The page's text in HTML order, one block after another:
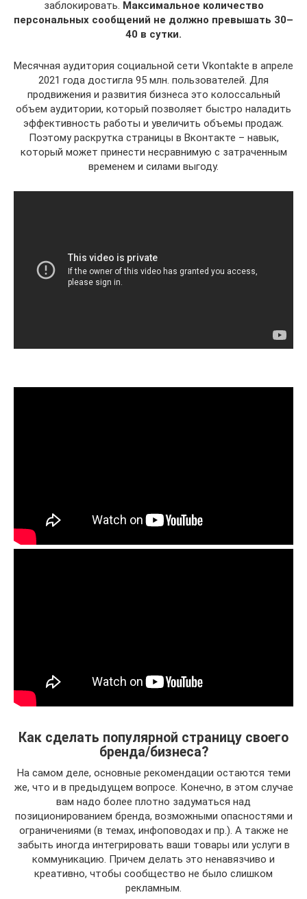
заблокировать. Максимальное количество
персональных сообщений не должно превышать 30–
40 в сутки.
Месячная аудитория социальной сети Vkontakte в апреле
2021 года достигла 95 млн. пользователей. Для
продвижения и развития бизнеса это колоссальный
объем аудитории, который позволяет быстро наладить
эффективность работы и увеличить объемы продаж.
Поэтому раскрутка страницы в Вконтакте – навык,
который может принести несравнимую с затраченным
временем и силами выгоду.
Как сделать популярной страницу своего
бренда/бизнеса?
На самом деле, основные рекомендации остаются теми
же, что и в предыдущем вопросе. Конечно, в этом случае
вам надо более плотно задуматься над
позиционированием бренда, возможными опасностями и
ограничениями (в темах, инфоповодах и пр.). А также не
забыть иногда интегрировать ваши товары или услуги в
коммуникацию. Причем делать это ненавязчиво и
креативно, чтобы сообщество не было слишком
рекламным.